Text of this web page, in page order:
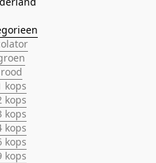
kops
kops
kops
kops
kops
kops